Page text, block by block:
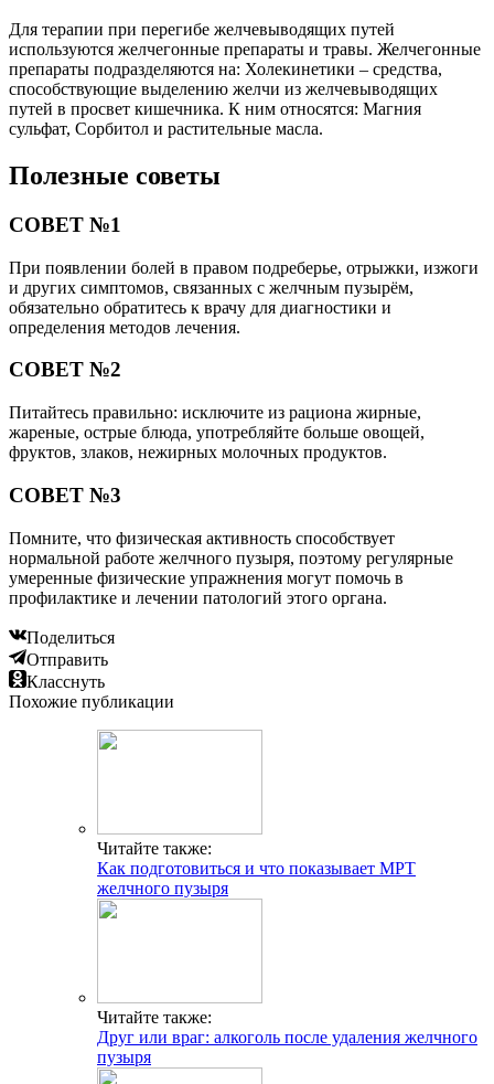
Для терапии при перегибе желчевыводящих путей
используются желчегонные препараты и травы. Желчегонные
препараты подразделяются на: Холекинетики – средства,
способствующие выделению желчи из желчевыводящих
путей в просвет кишечника. К ним относятся: Магния
сульфат, Сорбитол и растительные масла.
Полезные советы
СОВЕТ №1
При появлении болей в правом подреберье, отрыжки, изжоги
и других симптомов, связанных с желчным пузырём,
обязательно обратитесь к врачу для диагностики и
определения методов лечения.
СОВЕТ №2
Питайтесь правильно: исключите из рациона жирные,
жареные, острые блюда, употребляйте больше овощей,
фруктов, злаков, нежирных молочных продуктов.
СОВЕТ №3
Помните, что физическая активность способствует
нормальной работе желчного пузыря, поэтому регулярные
умеренные физические упражнения могут помочь в
профилактике и лечении патологий этого органа.
Поделиться
Отправить
Класснуть
Похожие публикации
Читайте также:
Как подготовиться и что показывает МРТ
желчного пузыря
Читайте также:
Друг или враг: алкоголь после удаления желчного
пузыря